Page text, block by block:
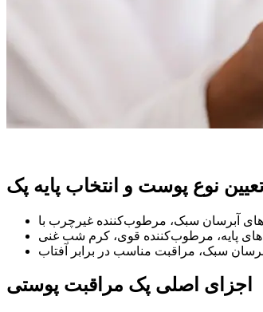
نوع پوست و انتخاب پایه پک
اجزای اصلی پک مراقبت پوستی